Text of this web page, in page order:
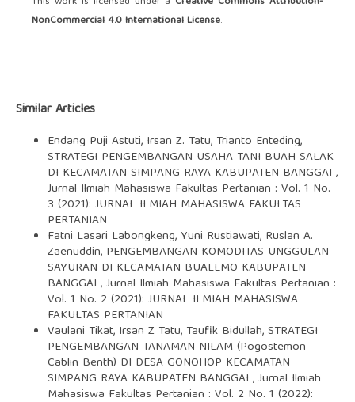
NonCommercial 4.0 International License.
Similar Articles
Endang Puji Astuti, Irsan Z. Tatu, Trianto Enteding,
STRATEGI PENGEMBANGAN USAHA TANI BUAH SALAK
DI KECAMATAN SIMPANG RAYA KABUPATEN BANGGAI ,
Jurnal Ilmiah Mahasiswa Fakultas Pertanian : Vol. 1 No.
3 (2021): JURNAL ILMIAH MAHASISWA FAKULTAS
PERTANIAN
Fatni Lasari Labongkeng, Yuni Rustiawati, Ruslan A.
Zaenuddin, PENGEMBANGAN KOMODITAS UNGGULAN
SAYURAN DI KECAMATAN BUALEMO KABUPATEN
BANGGAI ,Jurnal Ilmiah Mahasiswa Fakultas Pertanian :
Vol. 1 No. 2 (2021): JURNAL ILMIAH MAHASISWA
FAKULTAS PERTANIAN
Vaulani Tikat, Irsan Z Tatu, Taufik Bidullah,STRATEGI
PENGEMBANGAN TANAMAN NILAM (Pogostemon
Cablin Benth) DI DESA GONOHOP KECAMATAN
SIMPANG RAYA KABUPATEN BANGGAI ,Jurnal Ilmiah
Mahasiswa Fakultas Pertanian : Vol. 2 No. 1 (2022):